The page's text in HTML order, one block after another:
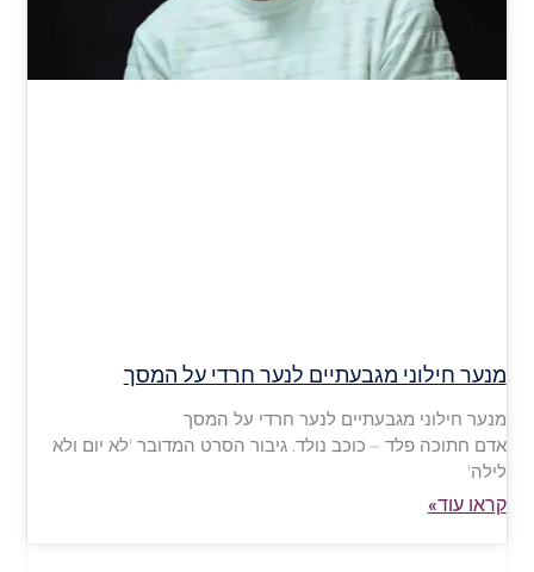
מנער חילוני מגבעתיים לנער חרדי על המסך
מנער חילוני מגבעתיים לנער חרדי על המסך
אדם חתוכה פלד – כוכב נולד. גיבור הסרט המדובר 'לא יום ולא
לילה'
קראו עוד»